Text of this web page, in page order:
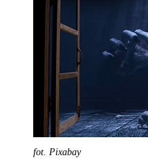
fot. Pixabay